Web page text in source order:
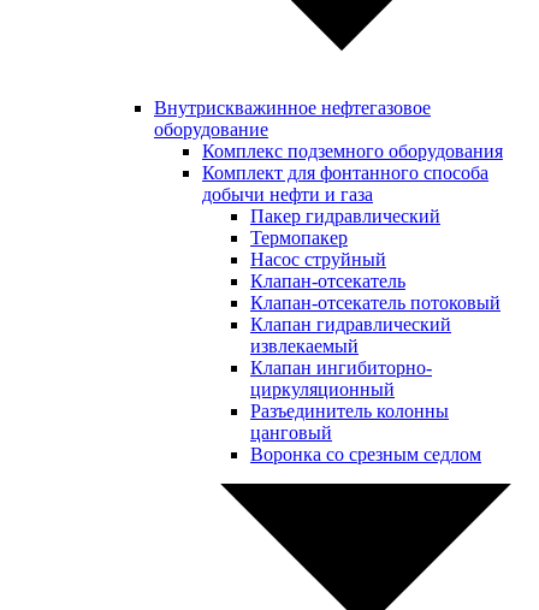
Внутрискважинное нефтегазовое
оборудование
Комплекс подземного оборудования
Комплект для фонтанного способа
добычи нефти и газа
Пакер гидравлический
Термопакер
Насос струйный
Клапан-отсекатель
Клапан-отсекатель потоковый
Клапан гидравлический
извлекаемый
Клапан ингибиторно-
циркуляционный
Разъединитель колонны
цанговый
Воронка со срезным седлом